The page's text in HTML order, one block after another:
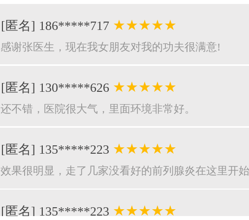
[匿名] 186*****717 ★★★★★
感谢张医生，现在我女朋友对我的功夫很满意!
[匿名] 130*****626 ★★★★★
还不错，医院很大气，里面环境非常好。
[匿名] 135*****223 ★★★★★
效果很明显，走了几家没看好的前列腺炎在这里开
[匿名] 135*****223 ★★★★★